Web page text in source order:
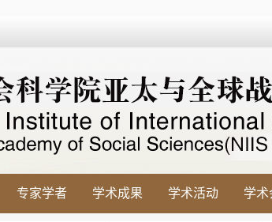
专家学者 学术成果 学术活动 学